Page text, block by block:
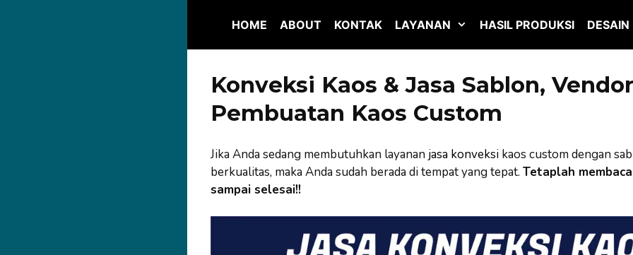
HOME ABOUT KONTAK LAYANAN HASIL PRODUKSI DESAIN
Konveksi Kaos & Jasa Sablon,
Pembuatan Kaos Custom
Jika Anda sedang membutuhkan layanan jasa konveksi kaos custom dengan
berkualitas, maka Anda sudah berada di tempat yang tepat. Tetaplah
sampai selesai!!